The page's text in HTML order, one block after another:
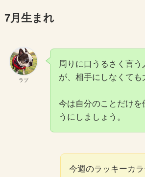
7月生まれ
ラブ
周りに口うるさく言う
が、相手にしなくても
今は自分のことだけを
うにしましょう。
今週のラッキーカ